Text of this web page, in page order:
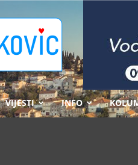
VIJESTI INFO